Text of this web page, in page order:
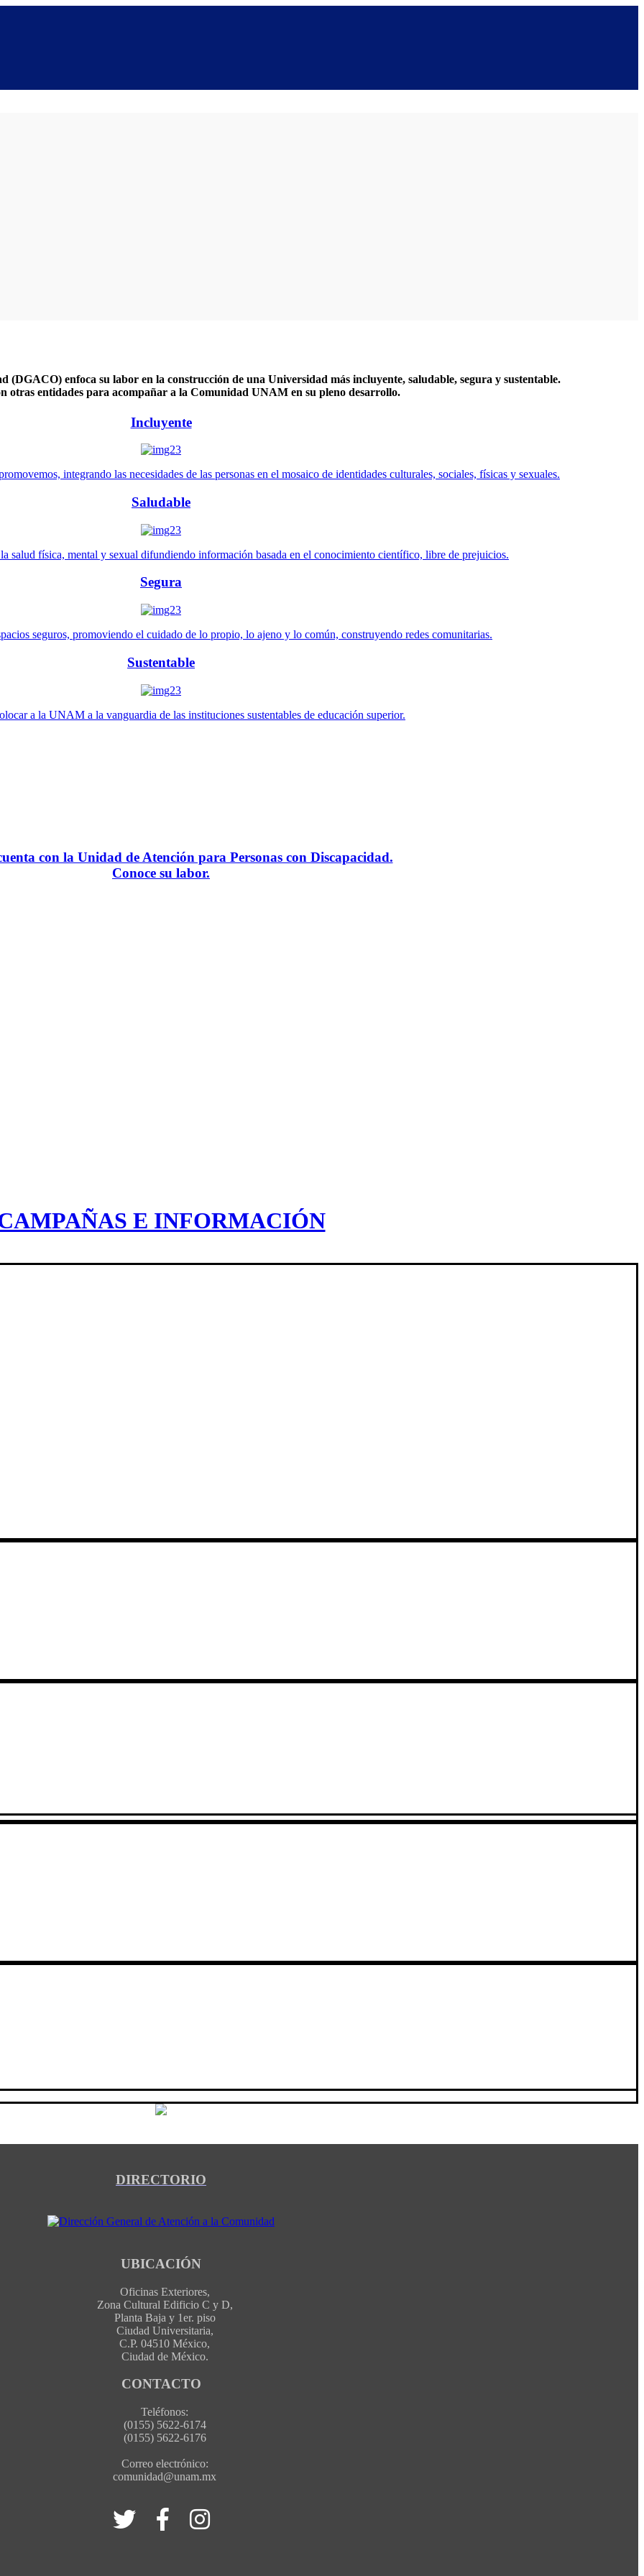
(DGACO) enfoca su labor en la construcción de una Universidad más incluyente, saludable, segura y sustentable.
otras entidades para acompañar a la Comunidad UNAM en su pleno desarrollo.
Incluyente
integrando las necesidades de las personas en el mosaico de identidades culturales, sociales, físicas y sexuales.
Saludable
salud física, mental y sexual difundiendo información basada en el conocimiento científico, libre de prejuicios.
Segura
seguros, promoviendo el cuidado de lo propio, lo ajeno y lo común, construyendo redes comunitarias.
Sustentable
a la UNAM a la vanguardia de las instituciones sustentables de educación superior.
con la Unidad de Atención para Personas con Discapacidad.
Conoce su labor.
E INFORMACIÓN
DIRECTORIO
UBICACIÓN
Oficinas Exteriores,
Zona Cultural Edificio C y D,
Planta Baja y 1er. piso
Ciudad Universitaria,
C.P. 04510 México,
Ciudad de México.
CONTACTO
Teléfonos:
(0155) 5622-6174
(0155) 5622-6176
Correo electrónico:
comunidad@unam.mx